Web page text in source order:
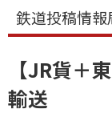
鉄道投稿情報
【JR貨
輸送